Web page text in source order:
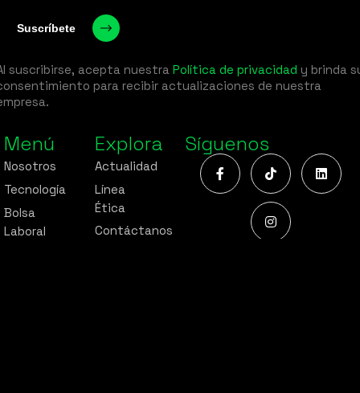
suscribirse, acepta nuestra Política de privacidad y brinda
para recibir actualizaciones de nuestra
Menú
Nosotros
Tecnología
Bolsa
Laboral
Explora
Actualidad
Línea
Ética
Contáctanos
Síguenos